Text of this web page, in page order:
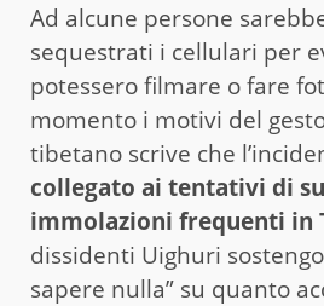
Ad alcune persone
sequestrati i cellulari per
potessero filmare o fare
momento i motivi del
tibetano scrive che
collegato ai tentativi di
immolazioni frequenti in
dissidenti Uighuri
sapere nulla” su quanto